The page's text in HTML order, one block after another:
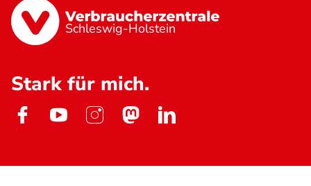
Schleswig-Holstein
Stark für mich.